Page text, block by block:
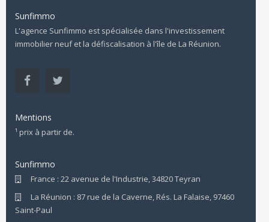
Sunfimmo
L'agence Sunfimmo est spécialisée dans l'investissement
immobilier neuf et la défiscalisation à l'île de La Réunion.
Mentions
¹ prix à partir de.
Sunfimmo
France : 22 avenue de l'Industrie, 34820 Teyran
La Réunion : 87 rue de la Caverne, Rés. La Falaise, 97460
Saint-Paul